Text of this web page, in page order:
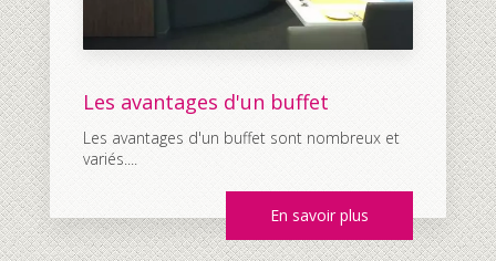
Les avantages d'un buffet
Les avantages d'un buffet sont nombreux et
variés....
En savoir plus